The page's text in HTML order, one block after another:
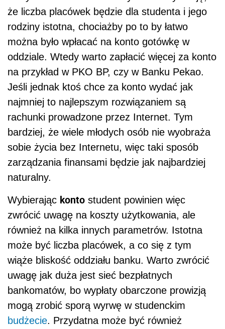
że liczba placówek będzie dla studenta i jego
rodziny istotna, chociażby po to by łatwo
można było wpłacać na konto gotówkę w
oddziale. Wtedy warto zapłacić więcej za konto
na przykład w PKO BP, czy w Banku Pekao.
Jeśli jednak ktoś chce za konto wydać jak
najmniej to najlepszym rozwiązaniem są
rachunki prowadzone przez Internet. Tym
bardziej, że wiele młodych osób nie wyobraża
sobie życia bez Internetu, więc taki sposób
zarządzania finansami będzie jak najbardziej
naturalny.
Wybierając konto student powinien więc
zwrócić uwagę na koszty użytkowania, ale
również na kilka innych parametrów. Istotna
może być liczba placówek, a co się z tym
wiąże bliskość oddziału banku. Warto zwrócić
uwagę jak duża jest sieć bezpłatnych
bankomatów, bo wypłaty obarczone prowizją
mogą zrobić sporą wyrwę w studenckim
budżecie. Przydatna może być również